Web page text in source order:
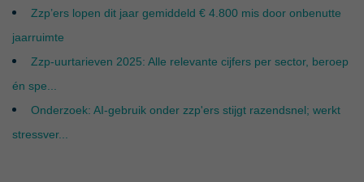
Zzp’ers lopen dit jaar gemiddeld € 4.800 mis door onbenutte
jaarruimte
Zzp-uurtarieven 2025: Alle relevante cijfers per sector, beroep
én spe...
Onderzoek: AI-gebruik onder zzp'ers stijgt razendsnel; werkt
stressver...